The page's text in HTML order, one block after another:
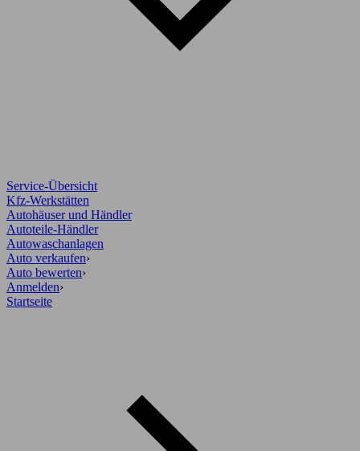
Service-Übersicht
Kfz-Werkstätten
Autohäuser und Händler
Autoteile-Händler
Autowaschanlagen
Auto verkaufen›
Auto bewerten›
Anmelden›
Startseite